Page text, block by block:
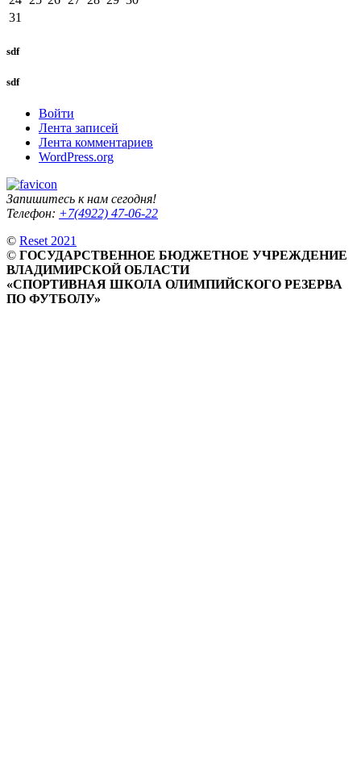
31
sdf
sdf
Войти
Лента записей
Лента комментариев
WordPress.org
Запишитесь к нам сегодня!
Телефон: +7(4922) 47-06-22
© Reset 2021
© ГОСУДАРСТВЕННОЕ БЮДЖЕТНОЕ УЧРЕЖДЕНИЕ
ВЛАДИМИРСКОЙ ОБЛАСТИ
«СПОРТИВНАЯ ШКОЛА ОЛИМПИЙСКОГО РЕЗЕРВА
ПО ФУТБОЛУ»